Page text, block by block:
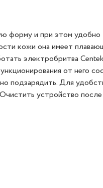
форму и при этом удобно
кожи она имеет
электробритва
от него
подзарядить. Для
устройство после